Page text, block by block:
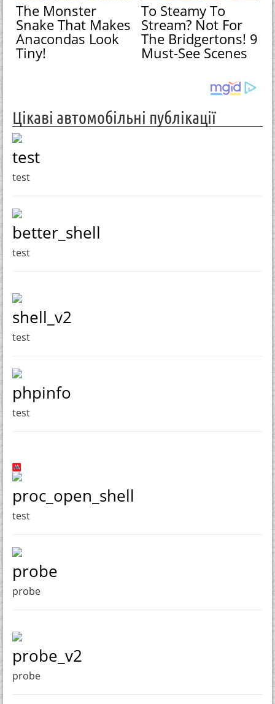
The Monster
Snake That Makes
Anacondas Look
Tiny!
To Steamy To
Stream? Not For
The Bridgertons! 9
Must-See Scenes
Цікаві автомобільні публікації
test
test
better_shell
test
shell_v2
test
phpinfo
test
proc_open_shell
test
probe
probe
probe_v2
probe